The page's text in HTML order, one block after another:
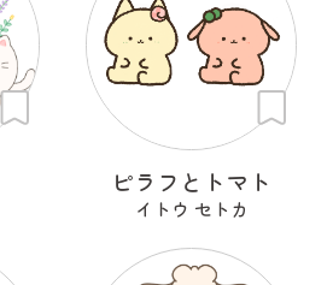
ピラフとトマト
イトウ セトカ